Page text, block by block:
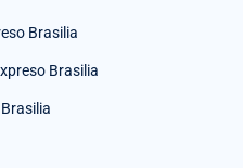
Brasilia
Brasilia